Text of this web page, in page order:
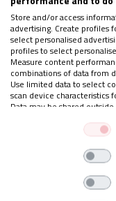
Este cambio de
que configurar
personalizar los
en cuenta al
caer en el
la que Jesús
de la salvación
samaritana, con
Store and/or access
advertising. Create profiles
select personalised
profiles to select
Measure content
combinations of data from
Use limited data to select
scan device characteristics
Data may be shared
Your consent and the
View Partner List (1 IAB
We use your data for the
IAB processing purposes: